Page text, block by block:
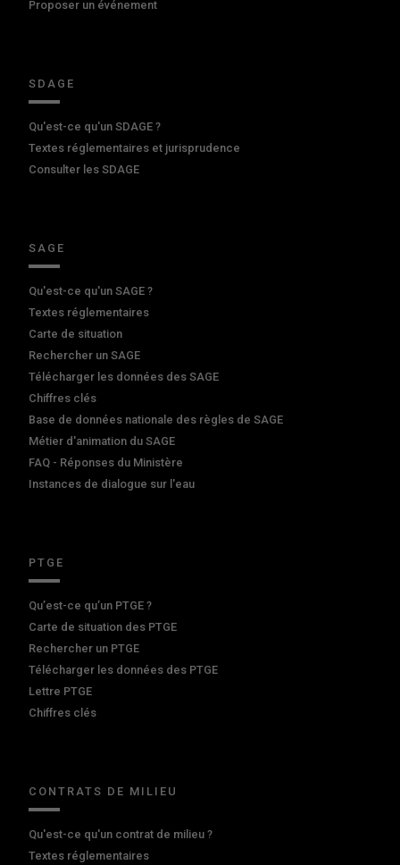
Proposer un événement
SDAGE
Qu'est-ce qu'un SDAGE ?
Textes réglementaires et jurisprudence
Consulter les SDAGE
SAGE
Qu'est-ce qu'un SAGE ?
Textes réglementaires
Carte de situation
Rechercher un SAGE
Télécharger les données des SAGE
Chiffres clés
Base de données nationale des règles de SAGE
Métier d'animation du SAGE
FAQ - Réponses du Ministère
Instances de dialogue sur l'eau
PTGE
Qu’est-ce qu’un PTGE ?
Carte de situation des PTGE
Rechercher un PTGE
Télécharger les données des PTGE
Lettre PTGE
Chiffres clés
CONTRATS DE MILIEU
Qu'est-ce qu'un contrat de milieu ?
Textes réglementaires